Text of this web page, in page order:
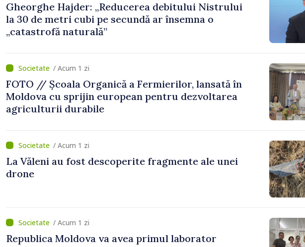
Gheorghe Hajder: „Reducerea debitului Nistrului
la 30 de metri cubi pe secundă ar însemna o
„catastrofă naturală”
/ Acum 1 zi
FOTO // Școala Organică a Fermierilor, lansată în
Moldova cu sprijin european pentru dezvoltarea
agriculturii durabile
/ Acum 1 zi
La Văleni au fost descoperite fragmente ale unei
drone
/ Acum 1 zi
Republica Moldova va avea primul laborator